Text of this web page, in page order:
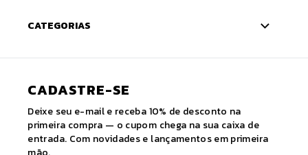
CATEGORIAS
CADASTRE-SE
Deixe seu e-mail e receba 10% de desconto na
primeira compra — o cupom chega na sua caixa de
entrada. Com novidades e lançamentos em primeira